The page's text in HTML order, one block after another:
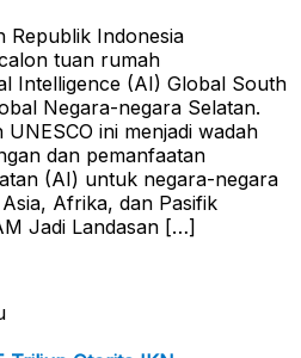
Republik Indonesia
tuan rumah
Intelligence (AI) Global South
Negara-negara Selatan.
ini menjadi wadah
dan pemanfaatan
(AI) untuk negara-negara
Afrika, dan Pasifik
Jadi Landasan […]